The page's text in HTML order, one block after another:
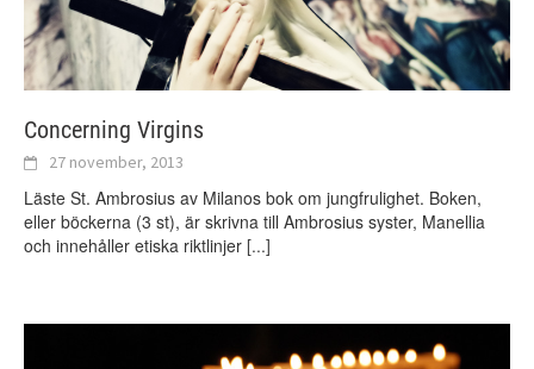
Concerning Virgins
27 november, 2013
Läste St. Ambrosius av Milanos bok om jungfrulighet. Boken,
eller böckerna (3 st), är skrivna till Ambrosius syster, Manellia
och innehåller etiska riktlinjer [...]